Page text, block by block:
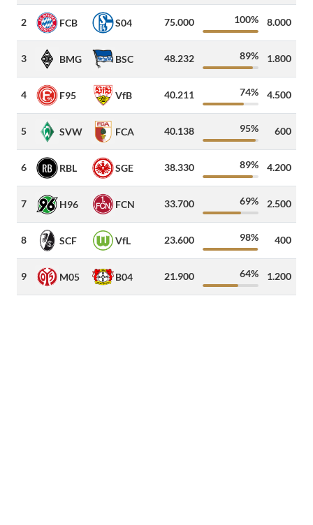
2 FCB S04 75.000 100% 8.000
3 BMG BSC 48.232 89% 1.800
4 F95 VfB 40.211 74% 4.500
5 SVW FCA 40.138 95% 600
6 RBL SGE 38.330 89% 4.200
7 H96 FCN 33.700 69% 2.500
8 SCF VfL 23.600 98% 400
9 M05 B04 21.900 64% 1.200